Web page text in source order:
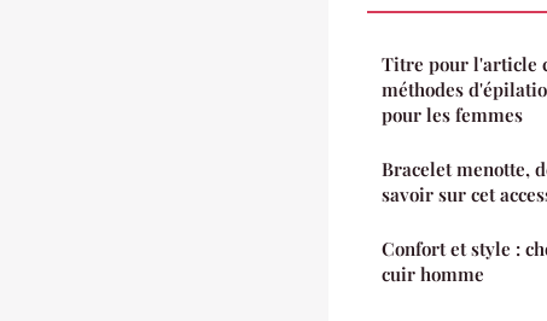
Titre pour l'article
méthodes
pour les femmes
Bracelet menotte,
savoir sur cet
Confort et style :
cuir homme